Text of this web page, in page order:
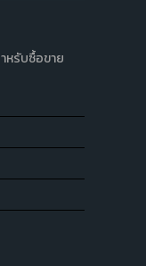
หรับซื้อขาย